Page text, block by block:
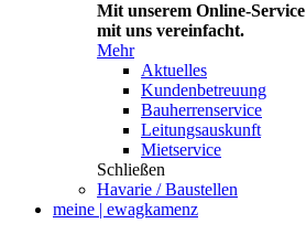
Mit unserem Online-
mit uns vereinfacht.
Mehr
Aktuelles
Kundenbetreuung
Bauherrenservice
Leitungsauskunft
Mietservice
Schließen
Havarie / Baustellen
meine | ewagkamenz